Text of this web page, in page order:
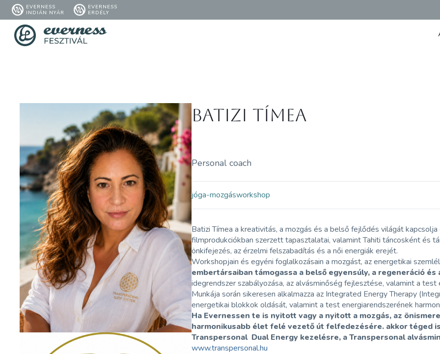
EVERNESS
INDIÁN NYÁR
EVERNESS
ERDÉLY
Batizi Tímea
Personal coach
jóga-mozgásworkshop
Batizi Tímea a kreativitás, a mozgás és a belső fejlődés világát
filmprodukciókban szerzett tapasztalatai, valamint Tahiti táncosként és
önkifejezés, az érzelmi felszabadítás és a női energiák erejét.
Workshopjain és egyéni foglalkozásain a mozgást, az energetikai
embertársaiban támogassa a belső egyensúly, a regeneráció
idegrendszer szabályozása, az alvásminőség fejlesztése, valamint a
Munkája során sikeresen alkalmazza az Integrated Energy Therapy
energetikai blokkok oldását, valamint a test energiarendszerének
Ha Evernessen te is nyitott vagy a nyitott a mozgás, az
harmonikusabb élet felé vezető út felfedezésére. akkor téged
Transpersonal Dual Energy kezelésre, a Transpersonal
www.transpersonal.hu